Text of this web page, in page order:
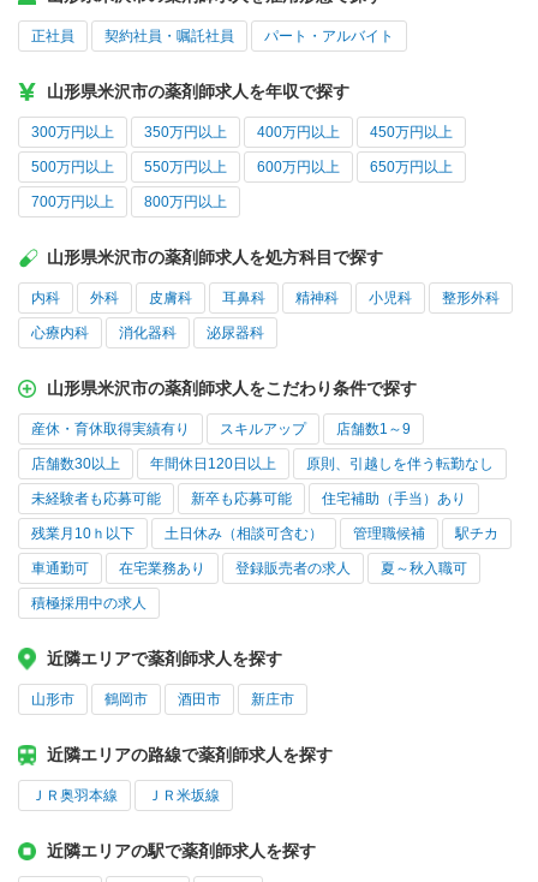
正社員 契約社員・嘱託社員 パート・アルバイト
山形県米沢市の薬剤師求人を年収で探す
300万円以上 350万円以上 400万円以上 450万円以上
500万円以上 550万円以上 600万円以上 650万円以上
700万円以上 800万円以上
山形県米沢市の薬剤師求人を処方科目で探す
内科 外科 皮膚科 耳鼻科 精神科 小児科 整形外科
心療内科 消化器科 泌尿器科
山形県米沢市の薬剤師求人をこだわり条件で探す
産休・育休取得実績有り スキルアップ 店舗数1～9
店舗数30以上 年間休日120日以上 原則、引越しを伴う転勤なし
未経験者も応募可能 新卒も応募可能 住宅補助（手当）あり
残業月10ｈ以下 土日休み（相談可含む） 管理職候補 駅チカ
車通勤可 在宅業務あり 登録販売者の求人 夏～秋入職可
積極採用中の求人
近隣エリアで薬剤師求人を探す
山形市 鶴岡市 酒田市 新庄市
近隣エリアの路線で薬剤師求人を探す
ＪＲ奥羽本線 ＪＲ米坂線
近隣エリアの駅で薬剤師求人を探す